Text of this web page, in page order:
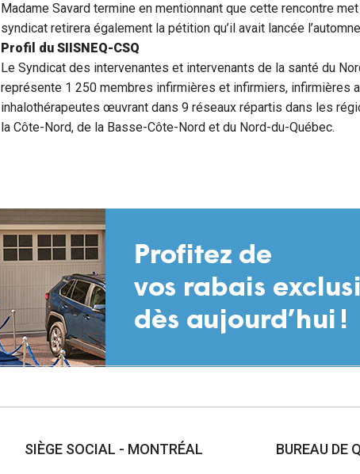
Madame Savard termine en mentionnant que cette rencontre
syndicat retirera également la pétition qu’il avait lancée
Profil du SIISNEQ-CSQ
Le Syndicat des intervenantes et intervenants de la santé du
représente 1 250 membres infirmières et infirmiers, infirmières
inhalothérapeutes œuvrant dans 9 réseaux répartis dans les
la Côte-Nord, de la Basse-Côte-Nord et du Nord-du-Québec.
SIÈGE SOCIAL - MONTRÉAL BUREAU DE